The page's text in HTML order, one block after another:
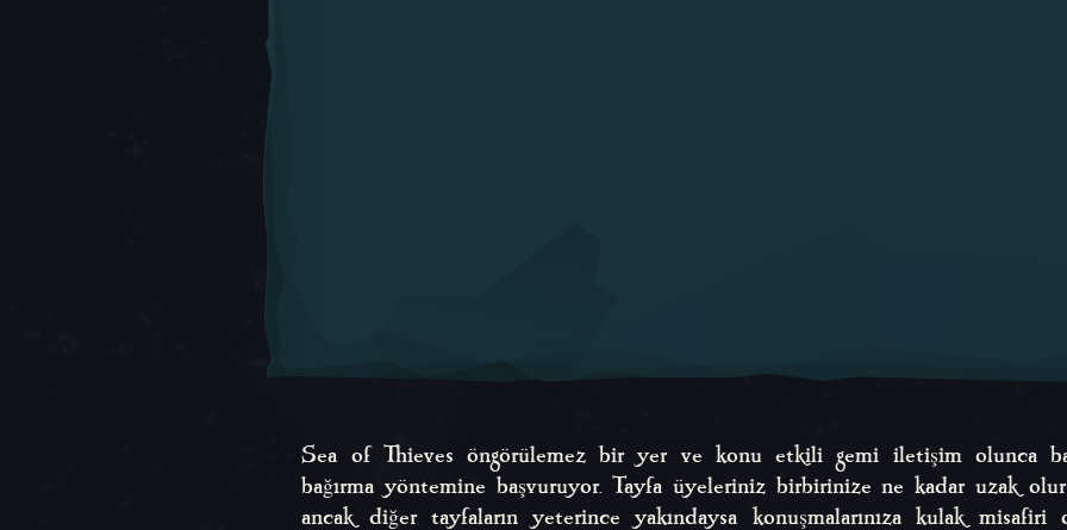
Sea of Thieves öngörülemez bir yer ve konu etkili gemi iletişim olunca
bağırma yöntemine başvuruyor. Tayfa üyeleriniz birbirinize ne kadar uzak
ancak diğer tayfaların yeterince yakındaysa konuşmalarınıza kulak misafiri